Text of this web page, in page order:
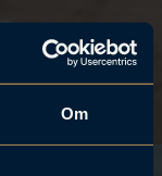
Om